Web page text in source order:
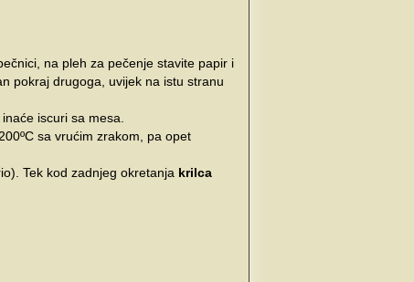
na pleh za pečenje stavite papir i
pokraj drugoga, uvijek na istu stranu
iscuri sa mesa.
sa vrućim zrakom, pa opet
Tek kod zadnjeg okretanja krilca